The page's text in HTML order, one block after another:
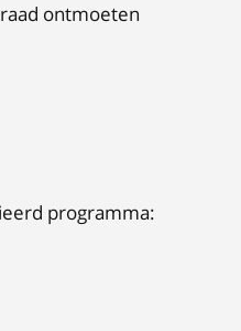
ontmoeten
programma: